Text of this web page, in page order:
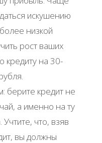
искушению
низкой
рост ваших
кредиту на 30-
берите кредит не
а именно на ту
что, взяв
вы должны